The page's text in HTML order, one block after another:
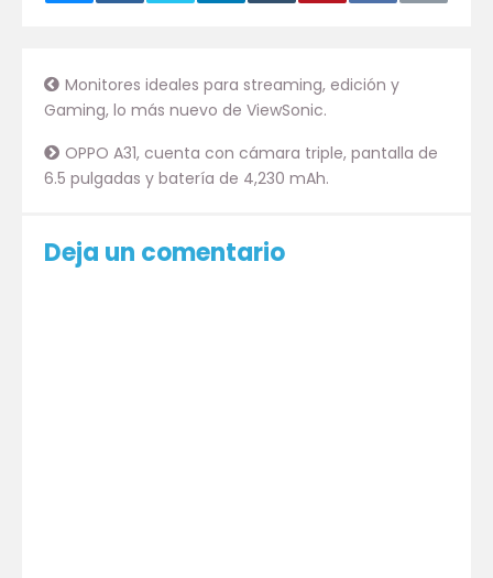
Monitores ideales para streaming, edición y
Gaming, lo más nuevo de ViewSonic.
OPPO A31, cuenta con cámara triple, pantalla de
6.5 pulgadas y batería de 4,230 mAh.
Deja un comentario